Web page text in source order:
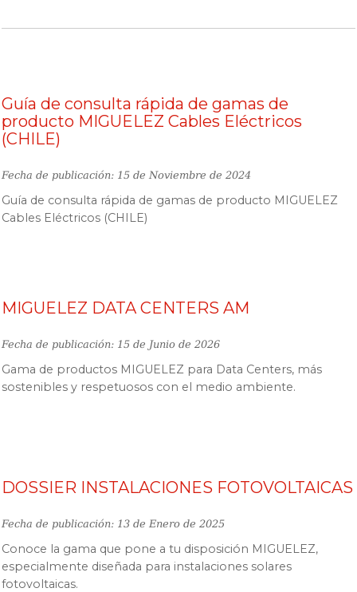
Guía de consulta rápida de gamas de
producto MIGUELEZ Cables Eléctricos
(CHILE)
Fecha de publicación: 15 de Noviembre de 2024
Guía de consulta rápida de gamas de producto MIGUELEZ
Cables Eléctricos (CHILE)
MIGUELEZ DATA CENTERS AM
Fecha de publicación: 15 de Junio de 2026
Gama de productos MIGUELEZ para Data Centers, más
sostenibles y respetuosos con el medio ambiente.
DOSSIER INSTALACIONES FOTOVOLTAICAS
Fecha de publicación: 13 de Enero de 2025
Conoce la gama que pone a tu disposición MIGUELEZ,
especialmente diseñada para instalaciones solares
fotovoltaicas.